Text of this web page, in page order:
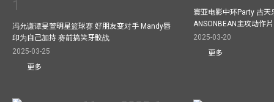
冯允谦谭旻萱明星篮球赛 好朋友变对手 Mandy唇
印为自己加持 赛前搞笑牙骹战
2025-03-25
更多
寰亚电影中环Party 古
ANSONBEAN主攻动作
2025-03-20
更多